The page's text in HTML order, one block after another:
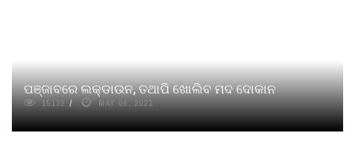
ପଞ୍ଜାବରେ ଲକ୍‌ଡାଉନ, ତଥାପି ଖୋଲିବ ମଦ ଦୋକାନ
15132 MAY 06, 2021